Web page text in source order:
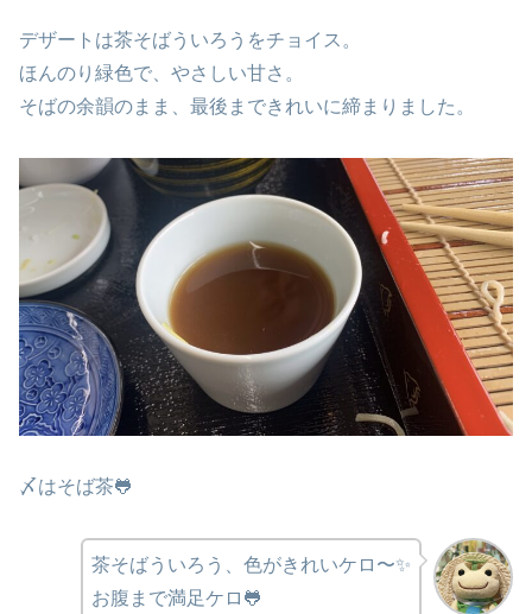
デザートは茶そばういろうをチョイス。
ほんのり緑色で、やさしい甘さ。
そばの余韻のまま、最後まできれいに締まりました。
〆はそば茶🐸
茶そばういろう、色がきれいケロ〜✨
お腹まで満足ケロ🐸